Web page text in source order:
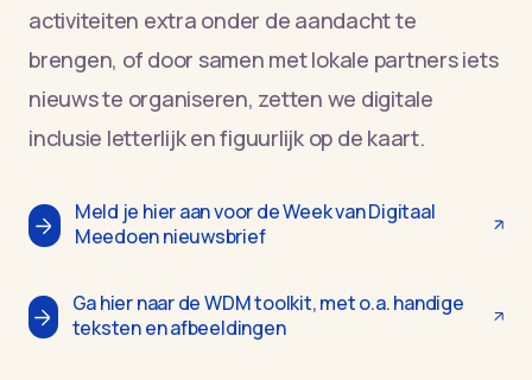
activiteiten extra onder de aandacht te
brengen, of door samen met lokale partners iets
nieuws te organiseren, zetten we digitale
inclusie letterlijk en figuurlijk op de kaart.
Meld je hier aan voor de Week van Digitaal
Meedoen nieuwsbrief
Ga hier naar de WDM toolkit, met o.a. handige
teksten en afbeeldingen